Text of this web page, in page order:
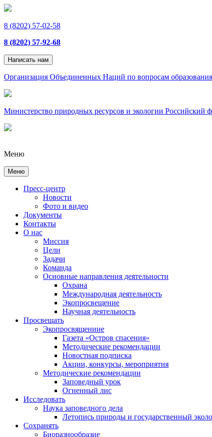
8 (8202) 57-02-58
8 (8202) 57-92-68
Написать нам
Организация Объединенных Наций по вопросам
Министерство природных ресурсов и экологии Российский
Меню
Меню
Пресс-центр
Новости
Фото и видео
Документы
Контакты
О нас
Миссия
Цели
Задачи
Команда
Основные направления деятельности
Охрана
Международная деятельность
Экопросвещение
Научная деятельность
Просвещать
Экопросвящениие
Газета «Остров спасения»
Методические рекомендации
Новостная подписка
Акции, конкурсы, мероприятия
Методические рекомендации
Заповедный урок
Огненный лис
Исследовать
Наука заповедного дела
Летопись природы и государственный
Сохранять
Биоразнообразие